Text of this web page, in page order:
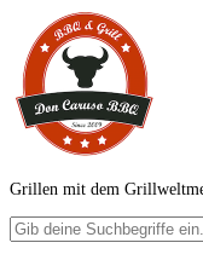
Grillen mit dem